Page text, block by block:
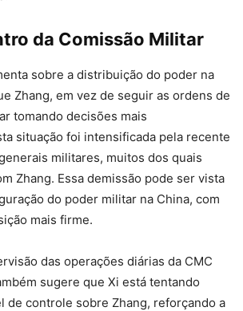
da Comissão Militar
sobre a distribuição do poder na
Zhang, em vez de seguir as ordens de
tomando decisões mais
situação foi intensificada pela recente
militares, muitos dos quais
Zhang. Essa demissão pode ser vista
do poder militar na China, com
mais firme.
das operações diárias da CMC
sugere que Xi está tentando
de controle sobre Zhang, reforçando a